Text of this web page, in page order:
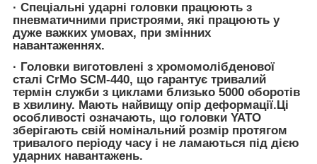
· Спеціальні ударні головки працюють з
пневматичними пристроями, які працюють у
дуже важких умовах, при змінних
навантаженнях.
· Головки виготовлені з хромомолібденової
сталі CrMo SCM-440, що гарантує тривалий
термін служби з циклами близько 5000 оборотів
в хвилину. Мають найвищу опір деформації.Ці
особливості означають, що головки YATO
зберігають свій номінальний розмір протягом
тривалого періоду часу і не ламаються під дією
ударних навантажень.